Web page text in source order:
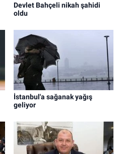
Devlet Bahçeli nikah şahidi
oldu
İstanbul'a sağanak yağış
geliyor